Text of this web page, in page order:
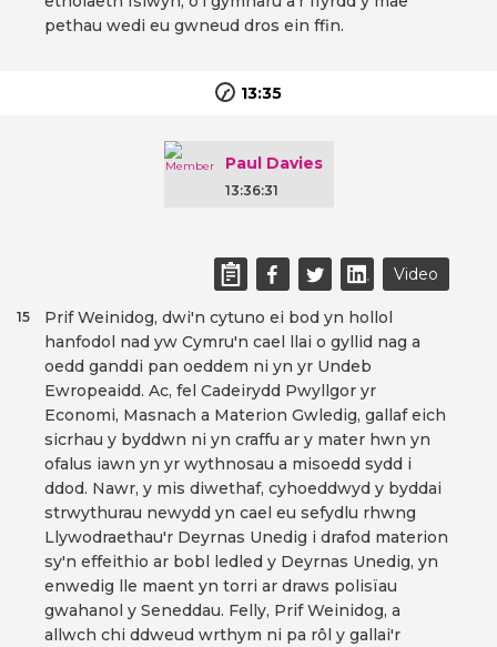
pethau wedi eu gwneud dros ein ffin.
13:35
Paul Davies
13:36:31
Video
Prif Weinidog, dwi'n cytuno ei bod yn hollol
hanfodol nad yw Cymru'n cael llai o gyllid nag a
oedd ganddi pan oeddem ni yn yr Undeb
Ewropeaidd. Ac, fel Cadeirydd Pwyllgor yr
Economi, Masnach a Materion Gwledig, gallaf eich
sicrhau y byddwn ni yn craffu ar y mater hwn yn
ofalus iawn yn yr wythnosau a misoedd sydd i
ddod. Nawr, y mis diwethaf, cyhoeddwyd y byddai
strwythurau newydd yn cael eu sefydlu rhwng
Llywodraethau'r Deyrnas Unedig i drafod materion
sy'n effeithio ar bobl ledled y Deyrnas Unedig, yn
enwedig lle maent yn torri ar draws polisïau
gwahanol y Seneddau. Felly, Prif Weinidog, a
allwch chi ddweud wrthym ni pa rôl y gallai'r
15